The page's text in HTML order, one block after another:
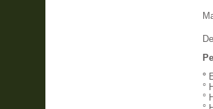
°
°
°